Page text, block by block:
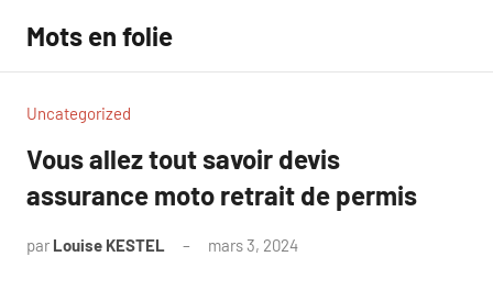
contenu
Mots en folie
Uncategorized
Vous allez tout savoir devis
assurance moto retrait de permis
par Louise KESTEL mars 3, 2024